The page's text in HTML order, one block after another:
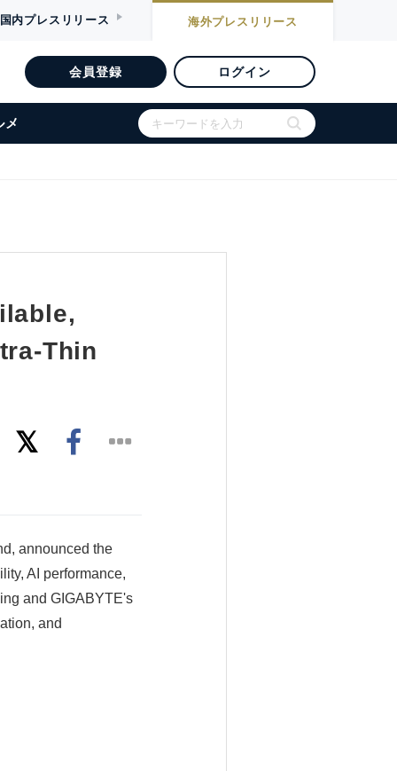
国内プレスリリース 海外プレスリリース
会員登録 ログイン
メ
Thin
announced the
AI performance,
and GIGABYTE's
and